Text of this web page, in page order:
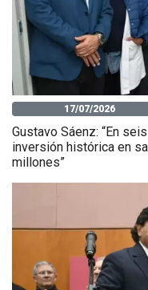
17/07/2026
Gustavo Sáenz: “En
inversión histórica en
millones”